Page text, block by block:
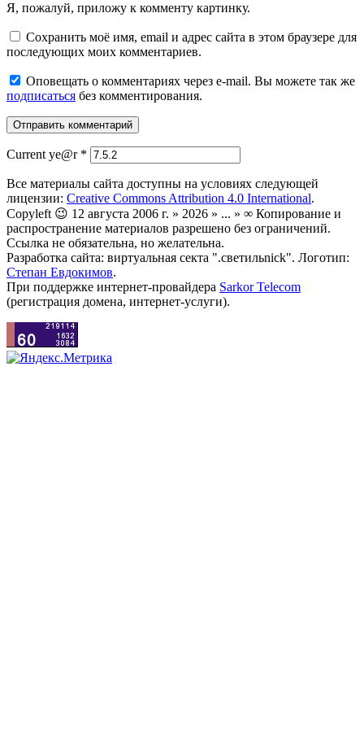
Я, пожалуй, приложу к комменту картинку.
Сохранить моё имя, email и адрес сайта в этом браузере для
последующих моих комментариев.
Оповещать о комментариях через e-mail. Вы можете так же
подписаться без комментирования.
Current ye@r *
Все материалы сайта доступны на условиях следующей
лицензии: Creative Commons Attribution 4.0 International.
Copyleft 😉 12 августа 2006 г. » 2026 » ... » ∞ Копирование и
распространение материалов разрешено без ограничений.
Ссылка не обязательна, но желательна.
Разработка сайта: виртуальная секта ".светильnick". Логотип:
Степан Евдокимов.
При поддержке интернет-провайдера Sarkor Telecom
(регистрация домена, интернет-услуги).